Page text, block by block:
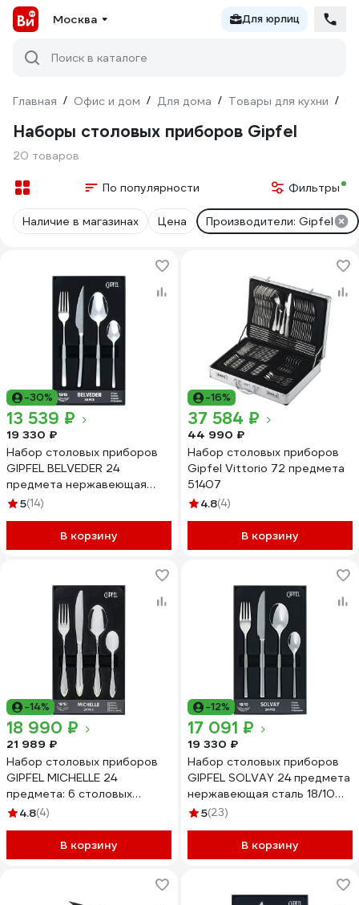
Москва Для юрлиц
Поиск в каталоге
Главная / Офис и дом / Для дома / Товары для кухни /
Наборы столовых приборов Gipfel
20 товаров
По популярности Фильтры
Наличие в магазинах Цена Производители: Gipfel
-30%
13 539 ₽
19 330 ₽
Набор столовых приборов
GIPFEL BELVEDER 24
предмета нержавеющая
сталь 18/10 50685
5(14)
В корзину
-16%
37 584 ₽
44 990 ₽
Набор столовых приборов
Gipfel Vittorio 72 предмета
51407
4.8(4)
В корзину
-14%
18 990 ₽
21 989 ₽
Набор столовых приборов
GIPFEL MICHELLE 24
предмета: 6 столовых
ложек, 6 чайных ложек, 6
нержавеющая сталь 18/10
51237
4.8(4)
В корзину
-12%
17 091 ₽
19 330 ₽
Набор столовых приборов
GIPFEL SOLVAY 24 предмета
нержавеющая сталь 18/10
50680
5(23)
В корзину